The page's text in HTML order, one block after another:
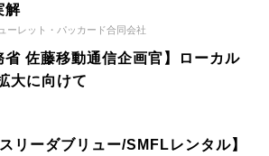
解
ーレット・パッカード合同会社
省 佐藤移動通信企画官】ローカル
大に向けて
リーダブリュー/SMFLレンタル】